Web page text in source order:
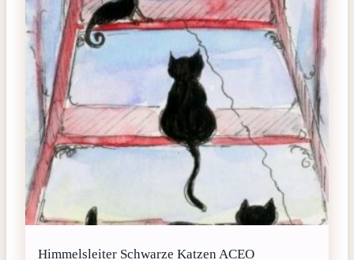
Himmelsleiter Schwarze Katzen ACEO